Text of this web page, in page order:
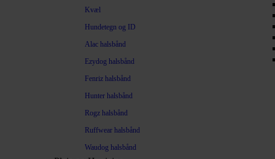
Kvæl
Hundetegn og ID
Alac halsbånd
Ezydog halsbånd
Fenriz halsbånd
Hunter halsbånd
Rogz halsbånd
Ruffwear halsbånd
Waudog halsbånd